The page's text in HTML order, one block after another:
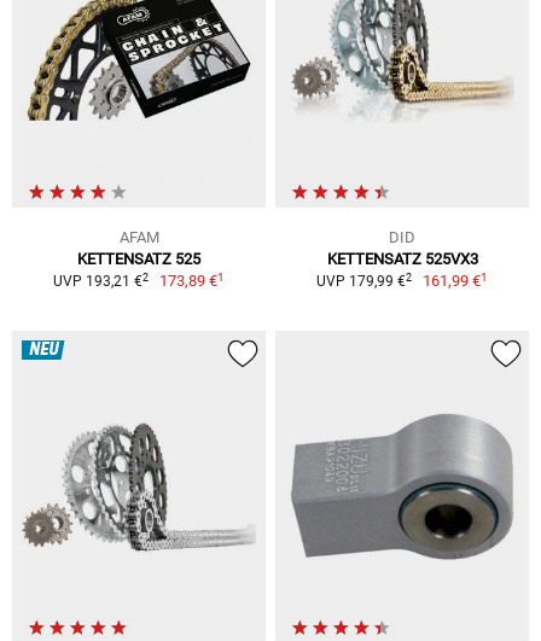
AFAM
KETTENSATZ 525
UVP 193,21 €2 173,89 €1
DID
KETTENSATZ 525VX3
UVP 179,99 €2 161,99 €1
NEU